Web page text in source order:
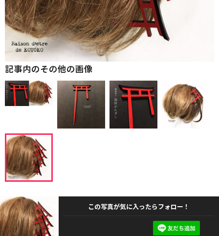
記事内のその他の画像
この写真が気に入ったらフォロー！